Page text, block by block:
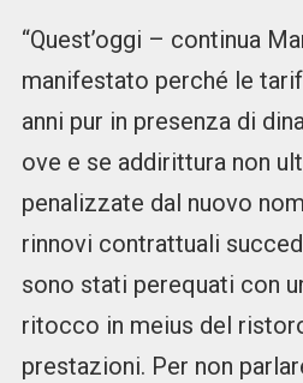
“Quest’oggi – continua
manifestato perché le
anni pur in presenza di
ove e se addirittura non
penalizzate dal nuovo
rinnovi contrattuali
sono stati perequati con
ritocco in meius del
prestazioni. Per non